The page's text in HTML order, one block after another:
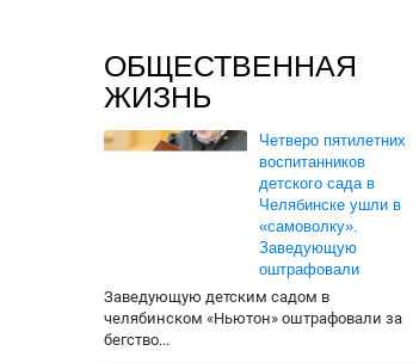
ОБЩЕСТВЕННАЯ
ЖИЗНЬ
Четверо пятилетних
воспитанников
детского сада в
Челябинске ушли в
«самоволку».
Заведующую
оштрафовали
Заведующую детским садом в
челябинском «Ньютон» оштрафовали за
бегство...